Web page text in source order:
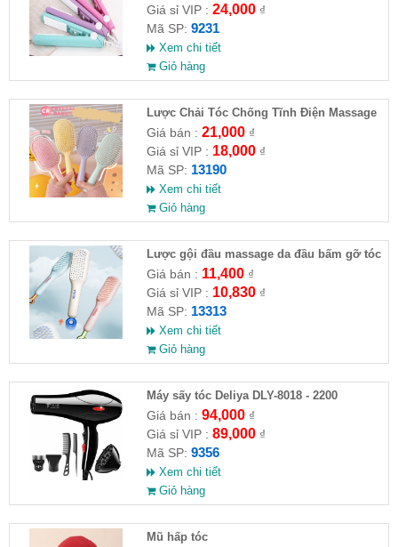
Giá sỉ VIP : 24,000₫
Mã SP: 9231
Xem chi tiết
Giỏ hàng
Lược Chải Tóc Chống Tĩnh Điện Massage
Da Đầu Đủ Màu
Giá bán : 21,000₫
Giá sỉ VIP : 18,000₫
Mã SP: 13190
Xem chi tiết
Giỏ hàng
Lược gội đầu massage da đầu bấm gỡ tóc
Giá bán : 11,400₫
Giá sỉ VIP : 10,830₫
Mã SP: 13313
Xem chi tiết
Giỏ hàng
Máy sấy tóc Deliya DLY-8018 - 2200
Giá bán : 94,000₫
Giá sỉ VIP : 89,000₫
Mã SP: 9356
Xem chi tiết
Giỏ hàng
Mũ hấp tóc